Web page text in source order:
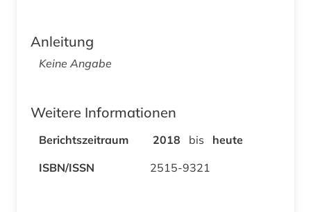
Anleitung
Keine Angabe
Weitere Informationen
Berichtszeitraum 2018 bis
heute
ISBN/ISSN
2515-9321